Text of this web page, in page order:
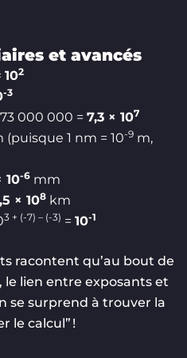
et avancés
102
-3
000 000 = 7,3 × 107
(puisque 1 nm = 10-9 m,
10-6 mm
× 108 km
3 + (-7) – (-3) = 10-1
racontent qu’au bout de
lien entre exposants et
se surprend à trouver la
le calcul” !